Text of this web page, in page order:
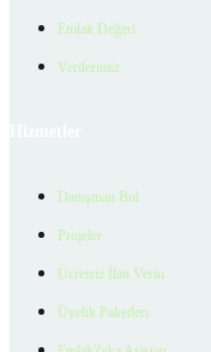
Emlak Değeri
Verilerimiz
Danışman Bul
Projeler
Ücretsiz İlan Verin
Üyelik Paketleri